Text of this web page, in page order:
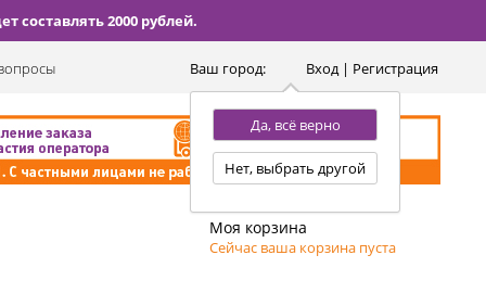
составлять 2000 рублей.
Ваш город:
Да, всё верно
Нет, выбрать другой
Вход | Регистрация
Моя корзина
Сейчас ваша корзина пуста